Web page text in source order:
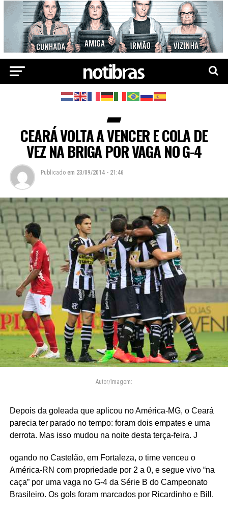
CEARÁ VOLTA A VENCER E COLA DE
VEZ NA BRIGA POR VAGA NO G-4
Publicado em 23/09/2014 - 21:46
Autor/Imagem:
Depois da goleada que aplicou no América-MG, o Ceará
parecia ter parado no tempo: foram dois empates e uma
derrota. Mas isso mudou na noite desta terça-feira. J
ogando no Castelão, em Fortaleza, o time venceu o
América-RN com propriedade por 2 a 0, e segue vivo “na
caça” por uma vaga no G-4 da Série B do Campeonato
Brasileiro. Os gols foram marcados por Ricardinho e Bill.